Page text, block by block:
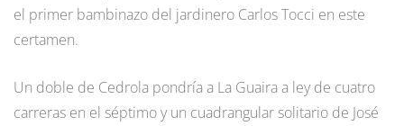
el primer bambinazo del jardinero Carlos Tocci en este
certamen.
Un doble de Cedrola pondría a La Guaira a ley de cuatro
carreras en el séptimo y un cuadrangular solitario de José